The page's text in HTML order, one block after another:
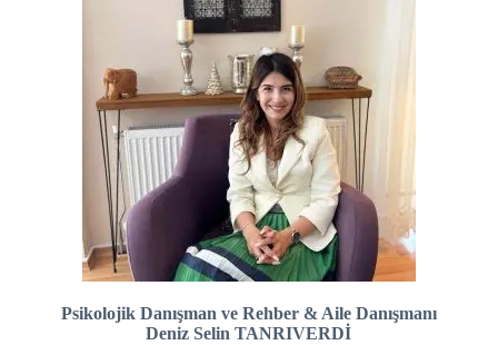
Psikolojik Danışman ve Rehber & Aile Danışmanı
Deniz Selin TANRIVERDİ